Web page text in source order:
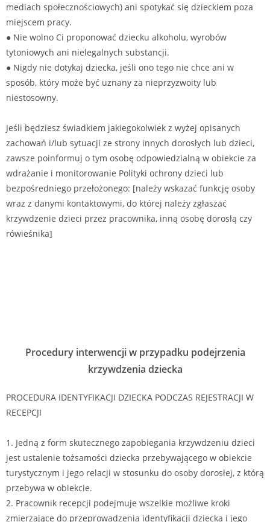
mediach społecznościowych) ani spotykać się dzieckiem poza
miejscem pracy.
● Nie wolno Ci proponować dziecku alkoholu, wyrobów
tytoniowych ani nielegalnych substancji.
● Nigdy nie dotykaj dziecka, jeśli ono tego nie chce ani w
sposób, który może być uznany za nieprzyzwoity lub
niestosowny.
Jeśli będziesz świadkiem jakiegokolwiek z wyżej opisanych
zachowań i/lub sytuacji ze strony innych dorosłych lub dzieci,
zawsze poinformuj o tym osobę odpowiedzialną w obiekcie za
wdrażanie i monitorowanie Polityki ochrony dzieci lub
bezpośredniego przełożonego: [należy wskazać funkcję osoby
wraz z danymi kontaktowymi, do której należy zgłaszać
krzywdzenie dzieci przez pracownika, inną osobę dorosłą czy
rówieśnika]
Procedury interwencji w przypadku podejrzenia
krzywdzenia dziecka
PROCEDURA IDENTYFIKACJI DZIECKA PODCZAS REJESTRACJI W
RECEPCJI
1. Jedną z form skutecznego zapobiegania krzywdzeniu dzieci
jest ustalenie tożsamości dziecka przebywającego w obiekcie
turystycznym i jego relacji w stosunku do osoby dorosłej, z którą
przebywa w obiekcie.
2. Pracownik recepcji podejmuje wszelkie możliwe kroki
zmierzające do przeprowadzenia identyfikacji dziecka i jego